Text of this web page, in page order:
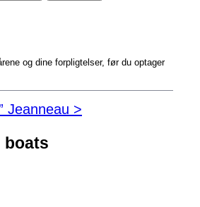
og dine forpligtelser, før du optager
Jeanneau >
boats